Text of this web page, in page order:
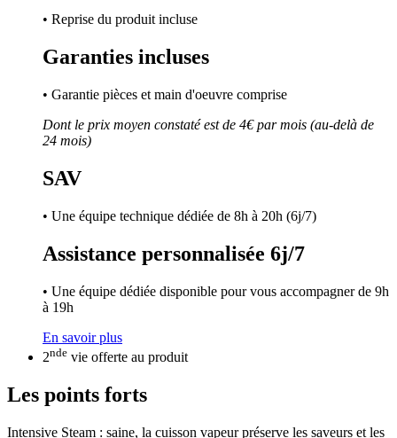
• Reprise du produit incluse
Garanties incluses
• Garantie pièces et main d'oeuvre comprise
Dont le prix moyen constaté est de 4€ par mois (au-delà de
24 mois)
SAV
• Une équipe technique dédiée de 8h à 20h (6j/7)
Assistance personnalisée 6j/7
• Une équipe dédiée disponible pour vous accompagner de 9h
à 19h
En savoir plus
2nde vie offerte au produit
Les points forts
Intensive Steam : saine, la cuisson vapeur préserve les saveurs et les